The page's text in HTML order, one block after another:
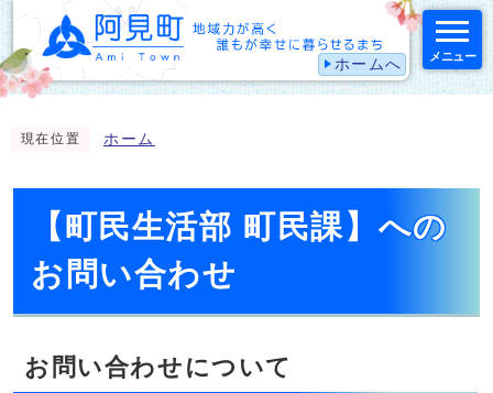
ホームへ メニュー
現在位置 ホーム
【町民生活部 町民課】への
お問い合わせ
お問い合わせについて